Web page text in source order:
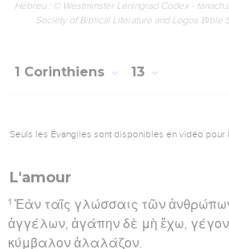
Hébreu : © Westminster Leningrad Codex -
Society of Biblical Literature and Logos Bible
1 Corinthiens 13
Seuls les Évangiles sont disponibles en vidéo pour
L'amour
1 Ἐὰν ταῖς γλώσσαις τῶν
ἀγγέλων, ἀγάπην δὲ μὴ ἔχω,
κύμβαλον ἀλαλάζον.